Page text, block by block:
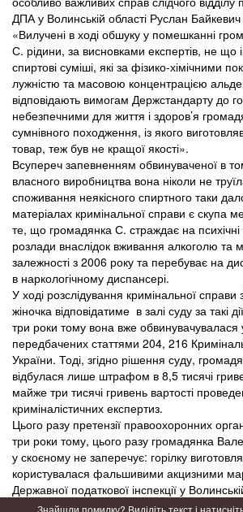
ДПА у Волинській області Руслан
«Вилучені в ході обшуку у помешканні
С. рідини, за висновками експертів, не що
спиртові суміші, які за фізико-хімічними
лужністю та масовою концентрацією
відповідають вимогам Держстандарту до
небезпечними для життя і здоров’я
сумнівного походження, із якого
товар, теж був не кращої якості».
Всупереч запевненням обвинуваченої в
власного виробництва вона ніколи не
споживання неякісного спиртного таки
матеріалах кримінальної справи є скупа
те, що громадянка С. страждає на психічні
розлади внаслідок вживання алкоголю та
залежності з 2006 року та перебуває на
в наркологічному диспансері.
У ході розслідування кримінальної
жіночка відповідатиме в залі суду за такі
три роки тому вона вже обвинувачувалася
передбачених статтями 204, 216
України. Тоді, згідно рішення суду,
відбулася лише штрафом в 8,5 тисячі
майже три тисячі гривень вартості
криміналістичних експертиз.
Цього разу претензії правоохоронних
три роки тому, цього разу громадянка
у скоєному не заперечує: горілку
користувалася фальшивими акцизними
Державної податкової інспекції у